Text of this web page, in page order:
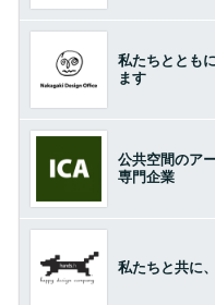
私たちととも
ます
公共空間のア
専門企業
私たちと共に